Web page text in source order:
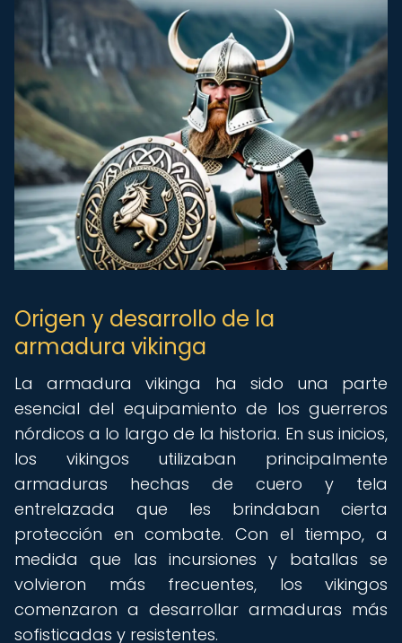
Origen y desarrollo de la
armadura vikinga
La armadura vikinga ha sido una parte
esencial del equipamiento de los guerreros
nórdicos a lo largo de la historia. En sus inicios,
los vikingos utilizaban principalmente
armaduras hechas de cuero y tela
entrelazada que les brindaban cierta
protección en combate. Con el tiempo, a
medida que las incursiones y batallas se
volvieron más frecuentes, los vikingos
comenzaron a desarrollar armaduras más
sofisticadas y resistentes.